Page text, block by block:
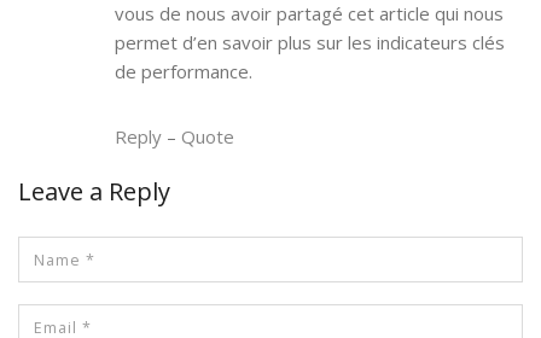
vous de nous avoir partagé cet article qui nous
permet d’en savoir plus sur les indicateurs clés
de performance.
Reply – Quote
Leave a Reply